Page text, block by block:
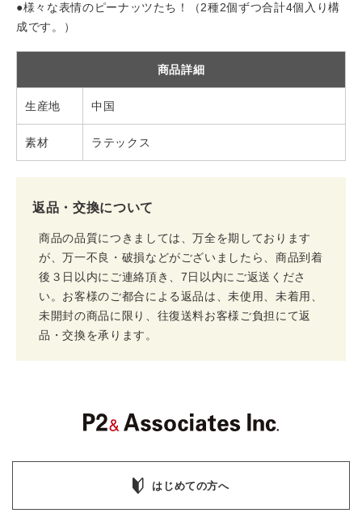
●様々な表情のピーナッツたち！（2種2個ずつ合計4個入り構
成です。）
商品詳細
生産地 中国
素材 ラテックス
返品・交換について
商品の品質につきましては、万全を期しております
が、万一不良・破損などがございましたら、商品到着
後３日以内にご連絡頂き、7日以内にご返送くださ
い。お客様のご都合による返品は、未使用、未着用、
未開封の商品に限り、往復送料お客様ご負担にて返
品・交換を承ります。
はじめての方へ